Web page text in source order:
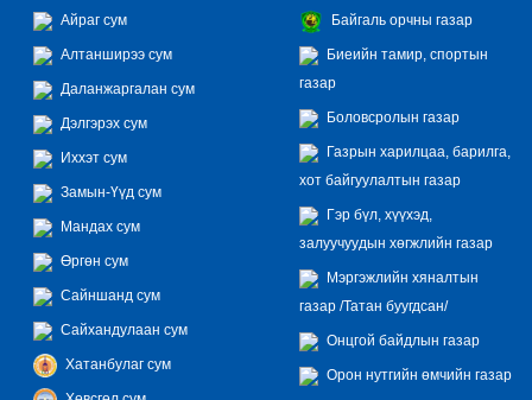
Айраг сум
Алтанширээ сум
Даланжаргалан сум
Дэлгэрэх сум
Иххэт сум
Замын-Үүд сум
Мандах сум
Өргөн сум
Сайншанд сум
Сайхандулаан сум
Хатанбулаг сум
Байгаль орчны газар
Биеийн тамир, спортын
газар
Боловсролын газар
Газрын харилцаа, барилга,
хот байгуулалтын газар
Гэр бүл, хүүхэд,
залуучуудын хөгжлийн газар
Мэргэжлийн хяналтын
газар /Татан буугдсан/
Онцгой байдлын газар
Орон нутгийн өмчийн газар